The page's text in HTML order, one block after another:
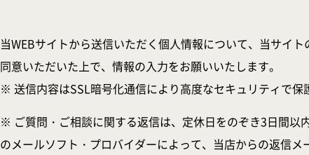
当WEBサイトから送信いただく個人情報について、当サイト
同意いただいた上で、情報の入力をお願いいたします。
※ 送信内容はSSL暗号化通信により高度なセキュリティで保
※ ご質問・ご相談に関する返信は、定休日をのぞき3日間以
のメールソフト・プロバイダーによって、当店からの返信